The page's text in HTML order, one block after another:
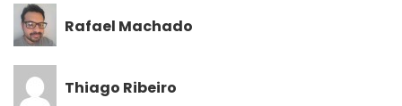
Rafael Machado
Thiago Ribeiro